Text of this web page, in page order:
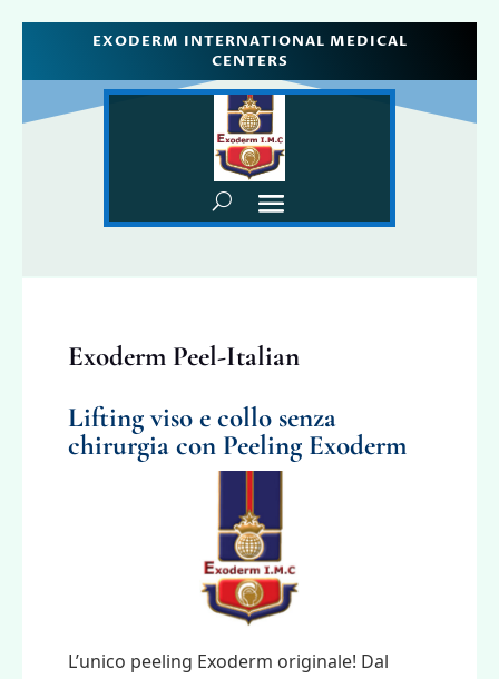
EXODERM INTERNATIONAL MEDICAL
CENTERS
Exoderm Peel-Italian
Lifting viso e collo senza
chirurgia con Peeling Exoderm
L’unico peeling Exoderm originale! Dal